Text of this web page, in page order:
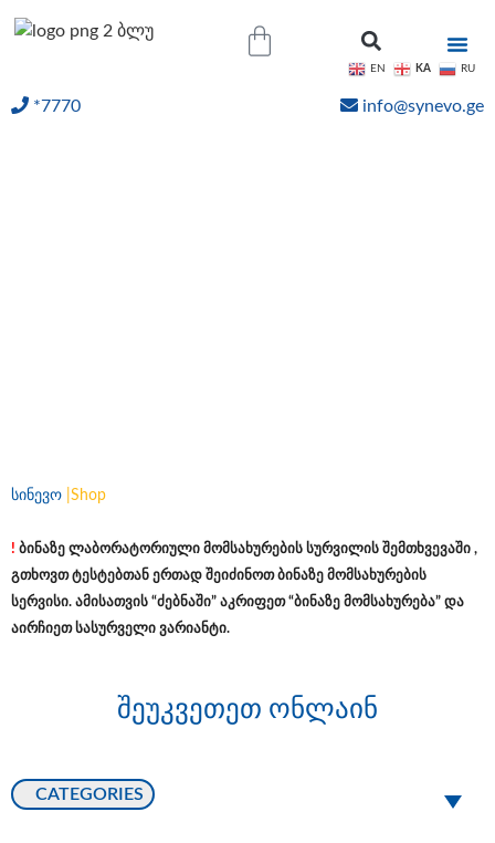
*7770 info@synevo.ge
სინევო Shop
! ბინაზე ლაბორატორიული მომსახურების სურვილის შემთხვევაში ,
გთხოვთ ტესტებთან ერთად შეიძინოთ ბინაზე მომსახურების
სერვისი. ამისათვის “ძებნაში” აკრიფეთ “ბინაზე მომსახურება” და
აირჩიეთ სასურველი ვარიანტი.
შეუკვეთეთ ონლაინ
CATEGORIES
EN KA RU